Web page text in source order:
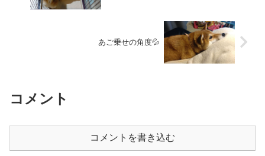
あご乗せの角度💦
コメント
コメントを書き込む